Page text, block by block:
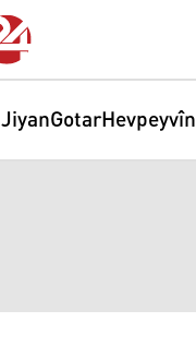
JiyanGotarHevpeyvîn